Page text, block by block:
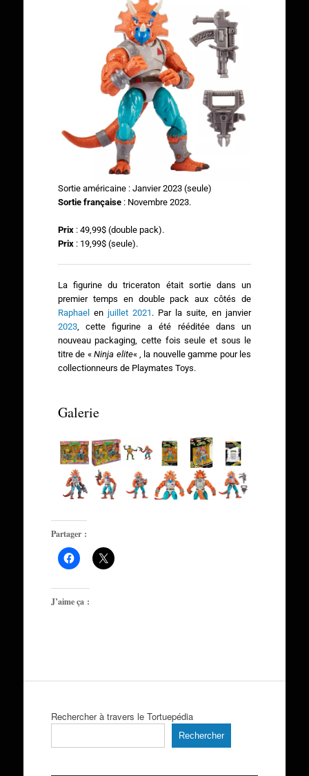
Sortie américaine : Janvier 2023 (seule)
Sortie française: Novembre 2023.
Prix: 49,99$ (double pack).
Prix: 19,99$ (seule).
La figurine du triceraton était sortie dans un
premier temps en double pack aux côtés de
Raphael en juillet 2021 . Par la suite, en janvier
2023, cette figurine a été rééditée dans un
nouveau packaging, cette fois seule et sous le
titre de «Ninja elite« , la nouvelle gamme pour les
collectionneurs de Playmates Toys.
Galerie
Partager :
J’aime ça :
Rechercher à travers le Tortuepédia
Rechercher